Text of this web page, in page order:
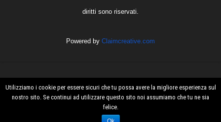
diritti sono riservati.
Powered by Claimcreative.com
Utilizziamo i cookie per essere sicuri che tu possa avere la migliore esperienza sul
nostro sito. Se continui ad utilizzare questo sito noi assumiamo che tu ne sia
felice.